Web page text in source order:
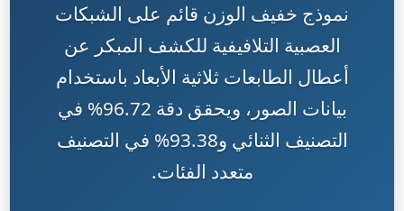
نموذج خفيف الوزن قائم على الشبكات
العصبية التلافيفية للكشف المبكر عن
أعطال الطابعات ثلاثية الأبعاد باستخدام
بيانات الصور، ويحقق دقة 96.72% في
التصنيف الثنائي و93.38% في التصنيف
متعدد الفئات.